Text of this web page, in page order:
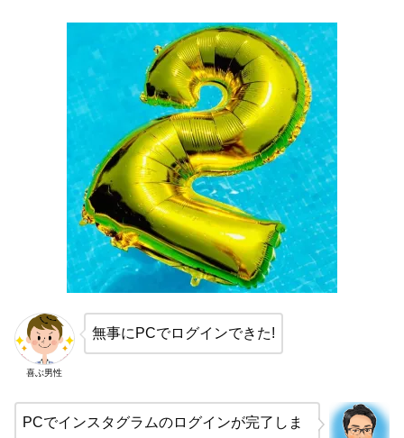
喜ぶ男性
無事にPCでログインできた!
PCでインスタグラムのログインが完了しま